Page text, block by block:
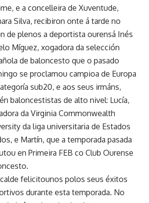
e a concelleira de Xuventude,
Silva, recibiron onte á tarde no
de plenos a deportista ourensá Inés
Míguez, xogadora da selección
de baloncesto que o pasado
se proclamou campioa de Europa
sub20, e aos seus irmáns,
baloncestistas de alto nivel: Lucía,
da Virginia Commonwealth
da liga universitaria de Estados
e Martín, que a temporada pasada
en Primeira FEB co Club Ourense
felicitounos polos seus éxitos
durante esta temporada. No